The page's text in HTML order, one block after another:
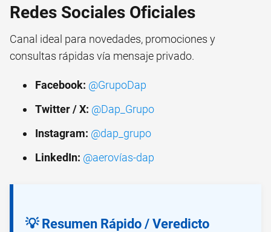
Redes Sociales Oficiales
Canal ideal para novedades, promociones y
consultas rápidas vía mensaje privado.
Facebook: @GrupoDap
Twitter / X: @Dap_Grupo
Instagram: @dap_grupo
LinkedIn: @aerovías-dap
💡 Resumen Rápido / Veredicto